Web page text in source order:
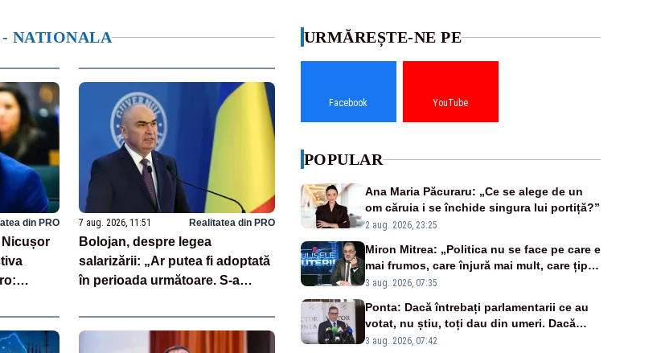
NATIONALA
din PRO
Nicușor
7 aug. 2026, 11:51 Realitatea din PRO
Bolojan, despre legea
salarizării: „Ar putea fi adoptată
în perioada următoare. S-a
unor discursuri iresponsabile în
spaţiul public”
URMĂREȘTE-NE PE
Facebook YouTube
POPULAR
Ana Maria Păcuraru: „Ce se alege de un
om căruia i se închide singura lui portiță?”
2 aug. 2026, 23:25
Miron Mitrea: „Politica nu se face pe care e
mai frumos, care înjură mai mult, care țipă
mai tare, ci pe proiecte”
3 aug. 2026, 07:35
Ponta: Dacă întrebați parlamentarii ce au
votat, nu știu, toți dau din umeri. Dacă
întrebi de ce au votat pro sau contra, o să
3 aug. 2026, 07:42